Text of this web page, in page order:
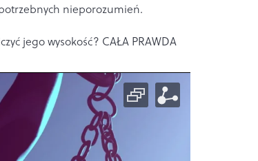
nieporozumień.
jego wysokość? CAŁA PRAWDA